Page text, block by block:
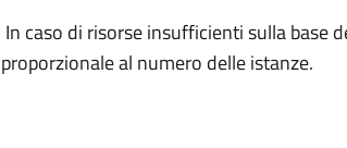
In caso di risorse insufficienti sulla base
proporzionale al numero delle istanze.